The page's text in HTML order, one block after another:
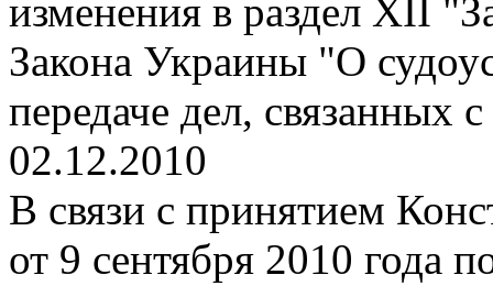
изменения в раздел ХІІ
Закона Украины "О
передаче дел, связанных
02.12.2010
В связи с принятием
от 9 сентября 2010 года